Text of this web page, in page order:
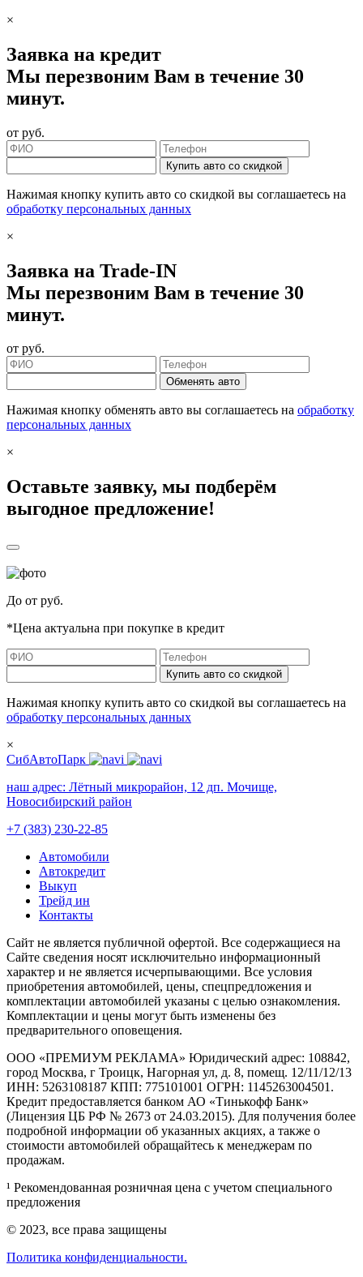
×
Заявка на кредит
Мы перезвоним Вам в течение 30
минут.
от руб.
Купить авто со скидкой
Нажимая кнопку купить авто со скидкой вы соглашаетесь на
обработку персональных данных
×
Заявка на Trade-IN
Мы перезвоним Вам в течение 30
минут.
от руб.
Обменять авто
Нажимая кнопку обменять авто вы соглашаетесь на обработку
персональных данных
×
Оставьте заявку, мы подберём
выгодное предложение!
До от руб.
*Цена актуальна при покупке в кредит
Купить авто со скидкой
Нажимая кнопку купить авто со скидкой вы соглашаетесь на
обработку персональных данных
×
СибАвтоПарк
наш адрес: Лётный микрорайон, 12 дп. Мочище,
Новосибирский район
+7 (383) 230-22-85
Автомобили
Автокредит
Выкуп
Трейд ин
Контакты
Cайт не является публичной офертой. Все содержащиеся на
Сайте сведения носят исключительно информационный
характер и не является исчерпывающими. Все условия
приобретения автомобилей, цены, спецпредложения и
комплектации автомобилей указаны с целью ознакомления.
Комплектации и цены могут быть изменены без
предварительного оповещения.
ООО «ПРЕМИУМ РЕКЛАМА» Юридический адрес: 108842,
город Москва, г Троицк, Нагорная ул, д. 8, помещ. 12/11/12/13
ИНН: 5263108187 КПП: 775101001 ОГРН: 1145263004501.
Кредит предоставляется банком АО «Тинькофф Банк»
(Лицензия ЦБ РФ № 2673 от 24.03.2015). Для получения более
подробной информации об указанных акциях, а также о
стоимости автомобилей обращайтесь к менеджерам по
продажам.
¹ Рекомендованная розничная цена с учетом специального
предложения
© 2023, все права защищены
Политика конфиденциальности.